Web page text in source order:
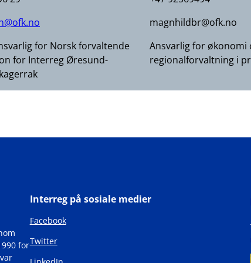
for Norsk forvaltende
for Interreg Øresund-
magnhildbr@ofk.no
Ansvarlig for økonomi
regionalforvaltning i
for
Interreg på sosiale medier
Facebook
Twitter